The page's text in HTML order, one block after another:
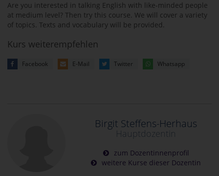
Are you interested in talking English with like-minded people
at medium level? Then try this course. We will cover a variety
of topics. Texts and vocabulary will be provided.
Kurs weiterempfehlen
Facebook E-Mail Twitter Whatsapp
Birgit Steffens-Herhaus
Hauptdozentin
zum Dozentinnenprofil
weitere Kurse dieser Dozentin